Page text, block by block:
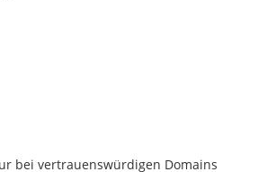
bei vertrauenswürdigen Domains